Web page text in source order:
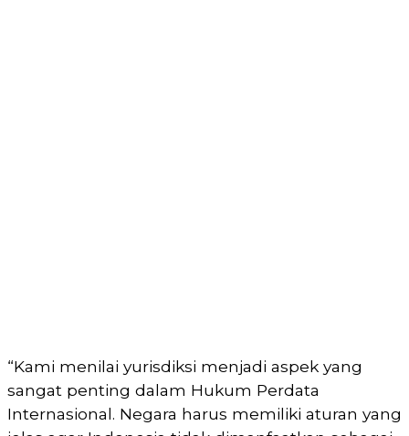
“Kami menilai yurisdiksi menjadi aspek yang
sangat penting dalam Hukum Perdata
Internasional. Negara harus memiliki aturan yang